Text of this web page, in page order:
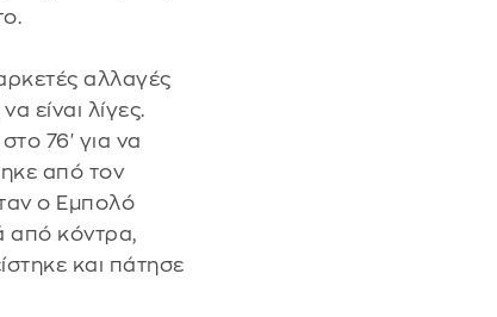
αλλαγές
είναι λίγες.
76' για να
από τον
ο Εμπολό
από κόντρα,
και πάτησε